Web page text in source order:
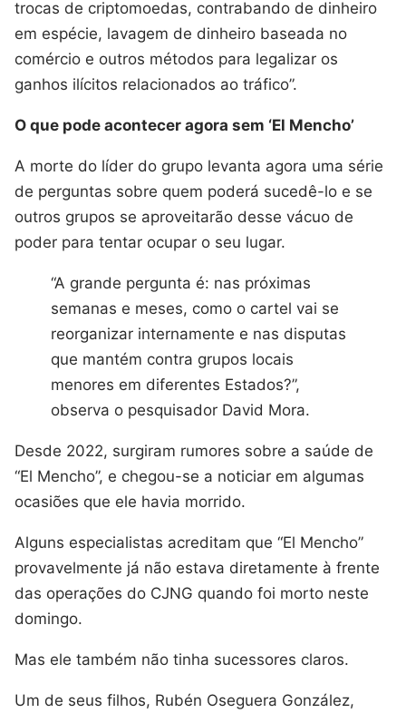
trocas de criptomoedas, contrabando de dinheiro
em espécie, lavagem de dinheiro baseada no
comércio e outros métodos para legalizar os
ganhos ilícitos relacionados ao tráfico”.
O que pode acontecer agora sem ‘El Mencho’
A morte do líder do grupo levanta agora uma série
de perguntas sobre quem poderá sucedê-lo e se
outros grupos se aproveitarão desse vácuo de
poder para tentar ocupar o seu lugar.
“A grande pergunta é: nas próximas
semanas e meses, como o cartel vai se
reorganizar internamente e nas disputas
que mantém contra grupos locais
menores em diferentes Estados?”,
observa o pesquisador David Mora.
Desde 2022, surgiram rumores sobre a saúde de
“El Mencho”, e chegou-se a noticiar em algumas
ocasiões que ele havia morrido.
Alguns especialistas acreditam que “El Mencho”
provavelmente já não estava diretamente à frente
das operações do CJNG quando foi morto neste
domingo.
Mas ele também não tinha sucessores claros.
Um de seus filhos, Rubén Oseguera González,